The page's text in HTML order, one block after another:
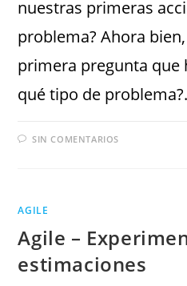
nuestras primeras
problema? Ahora
primera pregunta que
qué tipo de
SIN COMENTARIOS
AGILE
Agile –
estimaciones